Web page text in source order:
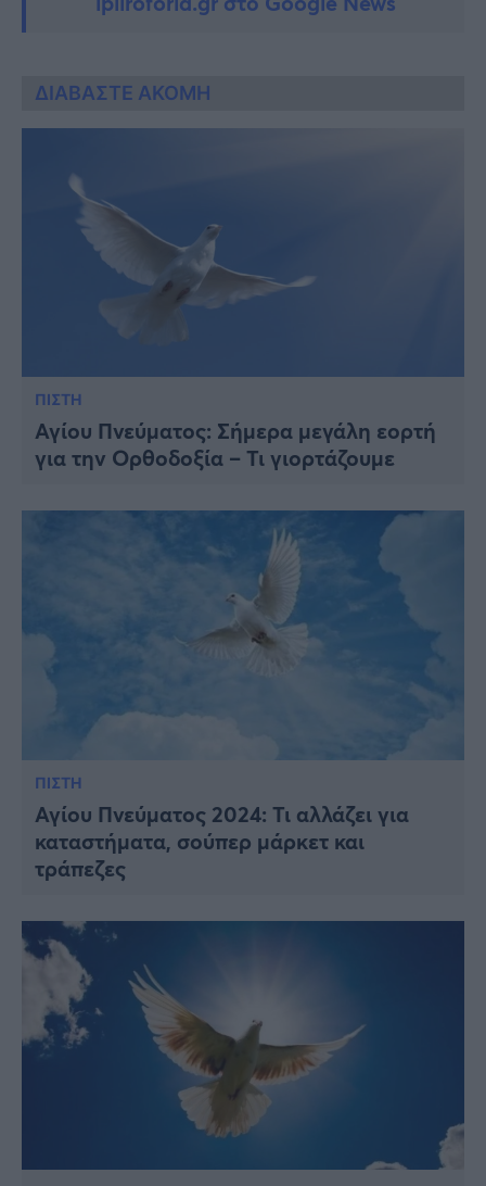
ΔΙΑΒΑΣΤΕ ΑΚΟΜΗ
ΠΙΣΤΗ
Αγίου Πνεύματος: Σήμερα μεγάλη εορτή
για την Ορθοδοξία – Τι γιορτάζουμε
ΠΙΣΤΗ
Αγίου Πνεύματος 2024: Τι αλλάζει για
καταστήματα, σούπερ μάρκετ και
τράπεζες